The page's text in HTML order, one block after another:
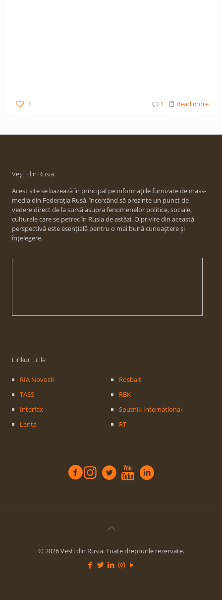
1 1 Read more
Vești din Rusia
Acest site se bazează în principal pe informațiile furnizate de mass-
media din Federația Rusă, încercând să prezinte un punct de
vedere direct de la sursă asupra fenomenelor politice, sociale,
culturale care se petrec în Rusia de astăzi. O privire din această
perspectivă este esențială pentru o mai bună cunoaștere și
înțelegere.
Linkuri utile
RIA Novosti
TASS
Interfax
Lenta
Rosbalt
RBK
Sputnik International
RT
© 2026 Vesti din Rusia. Toate drepturile rezervate.